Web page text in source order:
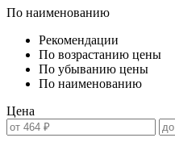
По наименованию
Рекомендации
По возрастанию цены
По убыванию цены
По наименованию
Цена